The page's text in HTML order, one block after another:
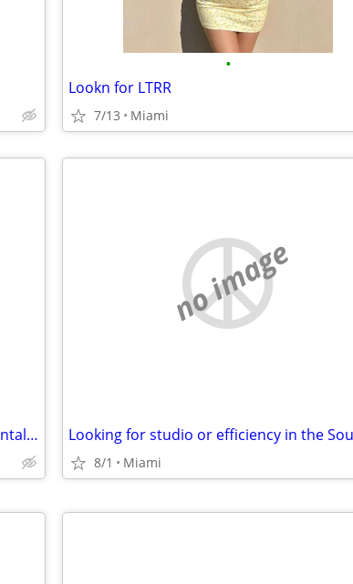
•
Lookn for LTRR
7/13 Miami
ISO Golden Gate Estates Rural Annual Rental Newer Construction
no image
8/1 Miami